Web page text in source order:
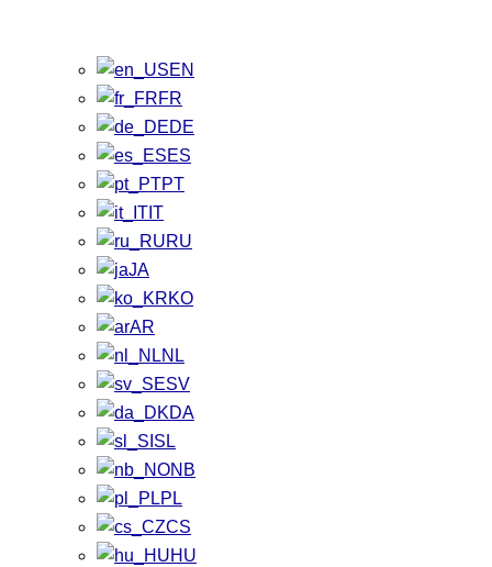
EN
FR
DE
ES
PT
IT
RU
JA
KO
AR
NL
SV
DA
SL
NB
PL
CS
HU